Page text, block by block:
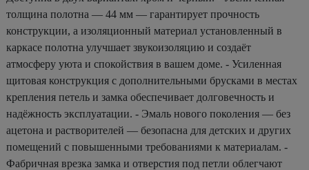
толщина полотна — 44 мм — гарантирует прочность
конструкции, а изоляционный материал установленный в
каркасе полотна улучшает звукоизоляцию и создаёт
атмосферу уюта и спокойствия в вашем доме. - Усиленная
щитовая конструкция с дополнительными брусками в местах
крепления петель и замка обеспечивает долговечность и
надёжность эксплуатации. - Эмаль нового поколения — без
ацетона и растворителей — безопасна для детских и других
помещений с повышенными требованиями к материалам. -
Фабричная врезка замка и отверстия под петли облегчают